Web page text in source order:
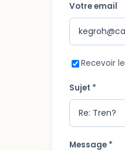
Votre email
Recevoir
Sujet *
Message *